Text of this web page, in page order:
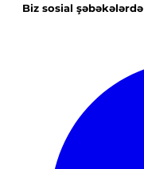
Biz sosial şəbəkələrdə